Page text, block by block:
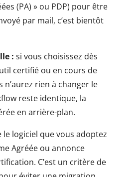
(PA) » ou PDP) pour être
par mail, c’est bientôt
: si vous choisissez dès
certifié ou en cours de
rien à changer le
reste identique, la
en arrière-plan.
le logiciel que vous adoptez
Agréée ou annonce
C’est un critère de